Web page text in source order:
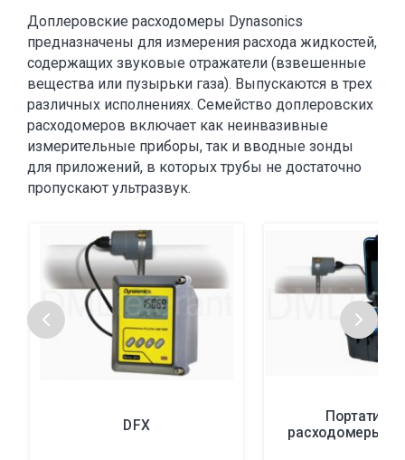
Доплеровские расходомеры Dynasonics
предназначены для измерения расхода жидкостей,
содержащих звуковые отражатели (взвешенные
вещества или пузырьки газа). Выпускаются в трех
различных исполнениях. Семейство доплеровских
расходомеров включает как неинвазивные
измерительные приборы, так и вводные зонды
для приложений, в которых трубы не достаточно
пропускают ультразвук.
DFX расходомеры